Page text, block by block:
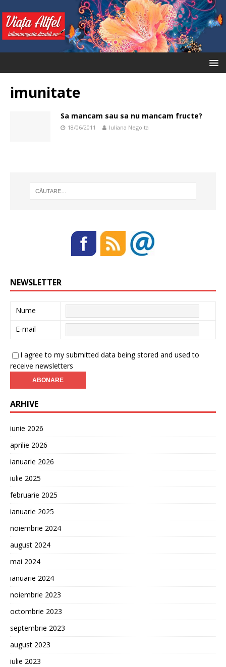
imunitate
Sa mancam sau sa nu mancam fructe?
18/06/2011 Iuliana Negoita
NEWSLETTER
Nume
E-mail
I agree to my submitted data being stored and used to
receive newsletters
ARHIVE
iunie 2026
aprilie 2026
ianuarie 2026
iulie 2025
februarie 2025
ianuarie 2025
noiembrie 2024
august 2024
mai 2024
ianuarie 2024
noiembrie 2023
octombrie 2023
septembrie 2023
august 2023
iulie 2023